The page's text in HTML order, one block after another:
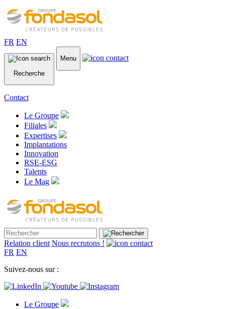
FR EN
Recherche
Menu
Contact
Le Groupe
Filiales
Expertises
Implantations
Innovation
RSE-ESG
Talents
Le Mag
Relation client Nous recrutons !
FR EN
Suivez-nous sur :
Le Groupe